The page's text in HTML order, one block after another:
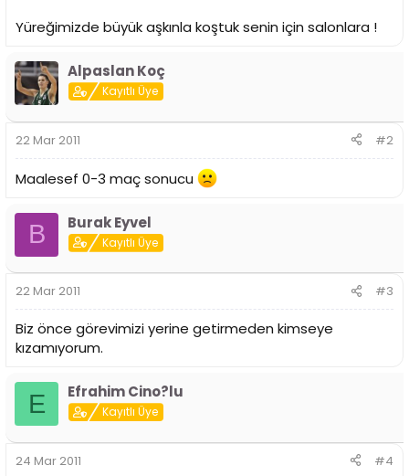
Yüreğimizde büyük aşkınla koştuk senin için salonlara !
Alpaslan Koç
Kayıtlı Üye
22 Mar 2011 #2
Maalesef 0-3 maç sonucu
B Burak Eyvel
Kayıtlı Üye
22 Mar 2011 #3
Biz önce görevimizi yerine getirmeden kimseye
kızamıyorum.
E Efrahim Cino?lu
Kayıtlı Üye
24 Mar 2011 #4